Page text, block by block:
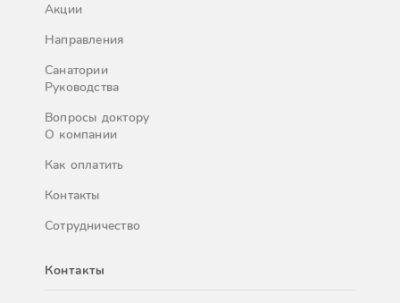
Акции
Направления
Санатории
Руководства
Вопросы доктору
О компании
Как оплатить
Контакты
Сотрудничество
Контакты